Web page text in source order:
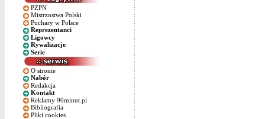
PZPN
Mistrzostwa Polski
Puchary w Polsce
Reprezentanci
Ligowcy
Rywalizacje
Serie
O stronie
Nabór
Redakcja
Kontakt
Reklamy 90minut.pl
Bibliografia
Pliki cookies